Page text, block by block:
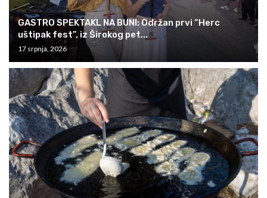
GASTRO SPEKTAKL NA BUNI: Održan prvi “Herc
uštipak fest”, iz Širokog pet...
17 srpnja, 2026